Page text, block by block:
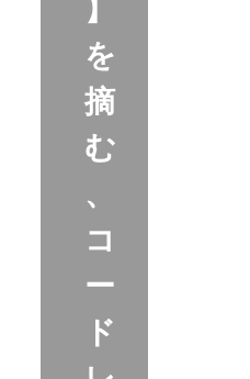
】
を
摘
む
、
コ
ー
ド